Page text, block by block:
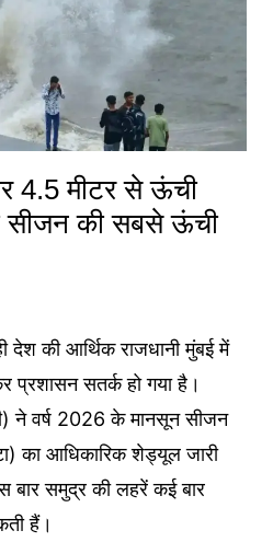
4.5 मीटर से ऊंची
सीजन की सबसे ऊंची
की आर्थिक राजधानी मुंबई में
सतर्क हो गया है।
ने वर्ष 2026 के मानसून सीजन
का आधिकारिक शेड्यूल जारी
बार समुद्र की लहरें कई बार
हैं।